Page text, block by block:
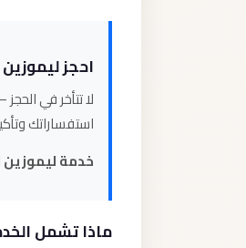
احجز
لا تتأخر في
استفساراتك
خدمة ليموزين
ماذا تشمل